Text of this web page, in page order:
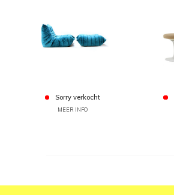
Sorry verkocht
MEER INFO